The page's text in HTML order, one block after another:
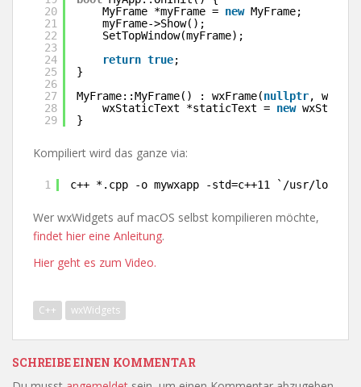
20
21
22
23
24
25
26
27
28
29
MyFrame *myFrame = new MyFrame;
myFrame->Show();
SetTopWindow(myFrame);
return true;
}
MyFrame::MyFrame() : wxFrame(nullptr,
wxStaticText *staticText = new
}
Kompiliert wird das ganze via:
1 c++ *.cpp -o mywxapp -std=c++11 ` /usr/local/
Wer wxWidgets auf macOS selbst kompilieren möchte,
findet hier eine Anleitung.
Hier geht es zum Video.
C++ wxWidgets
SCHREIBE EINEN KOMMENTAR